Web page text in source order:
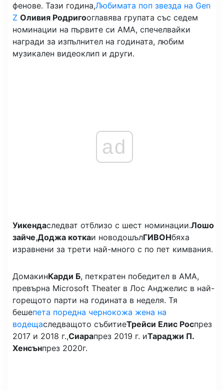
фенове. Тази година,Любимата поп звезда на Gen
Z Оливия Родригооглавява групата със седем
номинации на първите си AMA, спечелвайки
награди за изпълнител на годината, любим
музикален видеоклип и други.
ad
Уикендаследват отблизо с шест номинации.Лошо
зайче,Доджа коткаи новодошълГИВОНбяха
изравнени за трети най-много с по пет кимвания.
ДомакинКарди Б, петкратен победител в AMA,
превърна Microsoft Theater в Лос Анджелис в най-
горещото парти на годината в неделя. Тя
бешепета поредна чернокожа жена на
водещаследващото събитиеТрейси Елис Роспрез
2017 и 2018 г.,Сиарапрез 2019 г. иТараджи П.
Хенсънпрез 2020г.